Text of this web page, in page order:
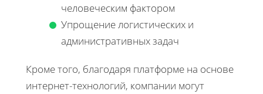
человеческим фактором
Упрощение логистических и
административных задач
Кроме того, благодаря платформе на основе
интернет-технологий, компании могут